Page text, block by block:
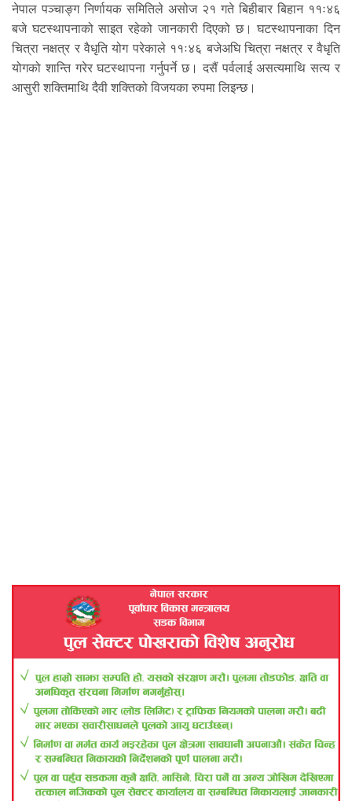
नेपाल पञ्चाङ्ग निर्णायक समितिले असोज २१ गते बिहीबार बिहान ११ः४६
बजे घटस्थापनाको साइत रहेको जानकारी दिएको छ। घटस्थापनाका दिन
चित्रा नक्षत्र र वैधृति योग परेकाले ११ः४६ बजेअघि चित्रा नक्षत्र र वैधृति
योगको शान्ति गरेर घटस्थापना गर्नुपर्ने छ। दसैं पर्वलाई असत्यमाथि सत्य र
आसुरी शक्तिमाथि दैवी शक्तिको विजयका रुपमा लिइन्छ।